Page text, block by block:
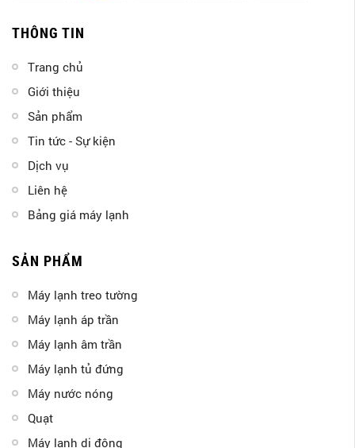
THÔNG TIN
Trang chủ
Giới thiệu
Sản phẩm
Tin tức - Sự kiện
Dịch vụ
Liên hệ
Bảng giá máy lạnh
SẢN PHẨM
Máy lạnh treo tường
Máy lạnh áp trần
Máy lạnh âm trần
Máy lạnh tủ đứng
Máy nước nóng
Quạt
Máy lạnh di động